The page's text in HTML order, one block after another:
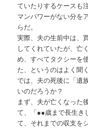
ていたりするケースも
マンパワーがない分を
らだ。
実際、夫の生前中は、
してくれていたが、亡
め、すべてタクシーを
た、というのはよく聞
では、夫の死後に「遺
いのだろうか？
まず、夫が亡くなった
て、「●●歳まで長生き
て、それまでの収支を